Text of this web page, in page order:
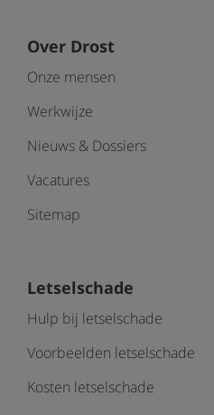
Over Drost
Onze mensen
Werkwijze
Nieuws & Dossiers
Vacatures
Sitemap
Letselschade
Hulp bij letselschade
Voorbeelden letselschade
Kosten letselschade